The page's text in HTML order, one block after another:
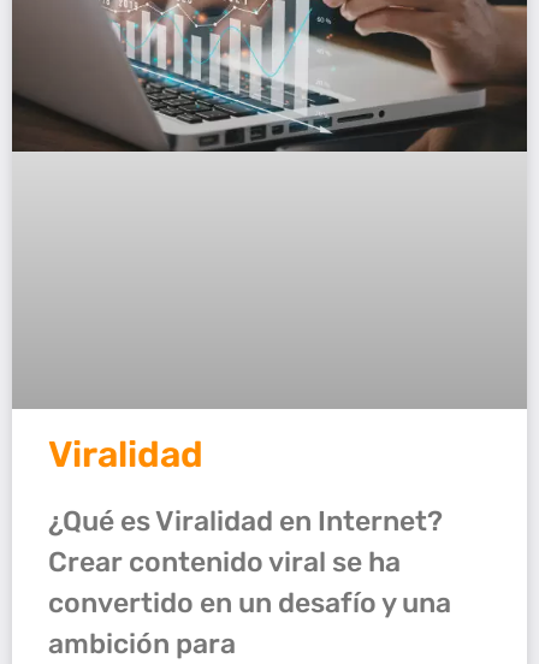
Viralidad
¿Qué es Viralidad en Internet?
Crear contenido viral se ha
convertido en un desafío y una
ambición para